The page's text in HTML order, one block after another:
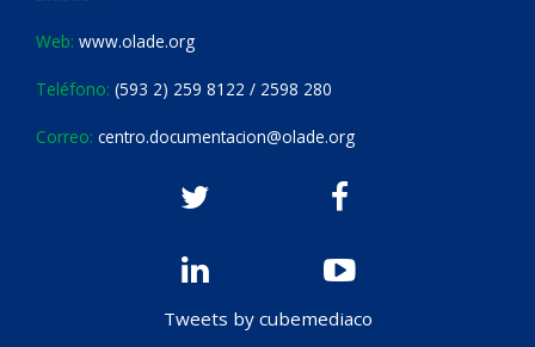
Web: www.olade.org
Teléfono: (593 2) 259 8122 / 2598 280
Correo: centro.documentacion@olade.org
Tweets by cubemediaco